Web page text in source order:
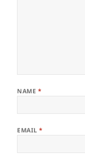
NAME *
EMAIL*